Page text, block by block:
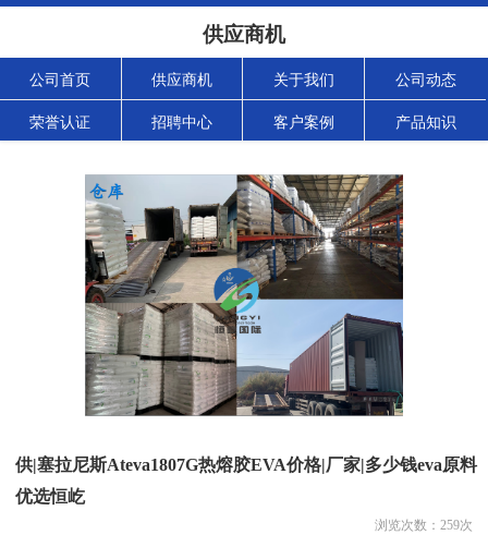
供应商机
公司首页 供应商机 关于我们 公司动态
荣誉认证 招聘中心 客户案例 产品知识
供|塞拉尼斯Ateva1807G热熔胶EVA价格|厂家|多少钱eva原料
优选恒屹
浏览次数： 259次